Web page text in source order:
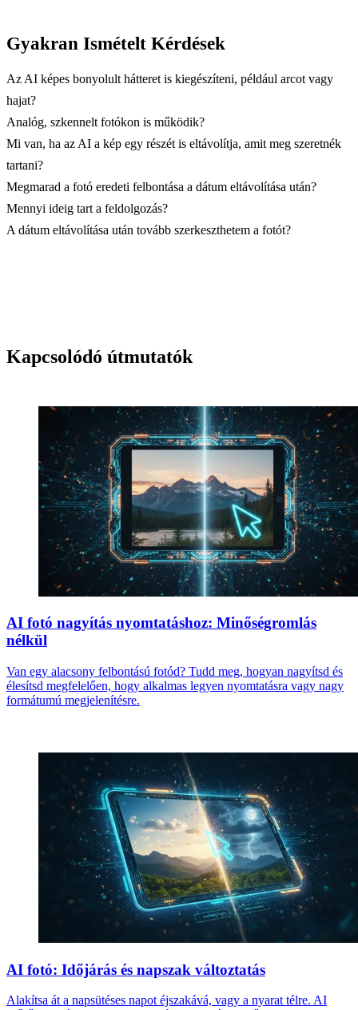
Gyakran Ismételt Kérdések
Az AI képes bonyolult hátteret is kiegészíteni, például arcot vagy
hajat?
Analóg, szkennelt fotókon is működik?
Mi van, ha az AI a kép egy részét is eltávolítja, amit meg szeretnék
tartani?
Megmarad a fotó eredeti felbontása a dátum eltávolítása után?
Mennyi ideig tart a feldolgozás?
A dátum eltávolítása után tovább szerkeszthetem a fotót?
Kapcsolódó útmutatók
AI fotó nagyítás nyomtatáshoz: Minőségromlás
nélkül
Van egy alacsony felbontású fotód? Tudd meg, hogyan nagyítsd és
élesítsd megfelelően, hogy alkalmas legyen nyomtatásra vagy nagy
formátumú megjelenítésre.
AI fotó: Időjárás és napszak változtatás
Alakítsa át a napsütéses napot éjszakává, vagy a nyarat télre. AI